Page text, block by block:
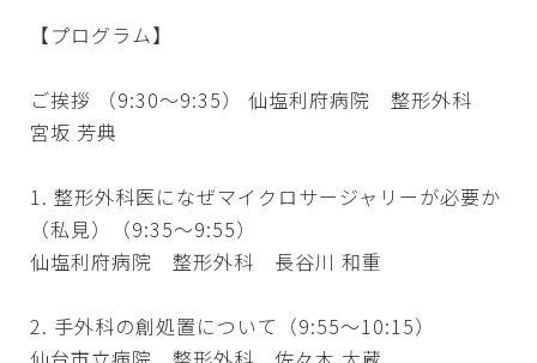
【プログラム】
ご挨拶 （9:30～9:35） 仙塩利府病院 整形外科
宮坂 芳典
1. 整形外科医になぜマイクロサージャリーが必要か
（私見）（9:35～9:55）
仙塩利府病院 整形外科 長谷川 和重
2. 手外科の創処置について（9:55～10:15）